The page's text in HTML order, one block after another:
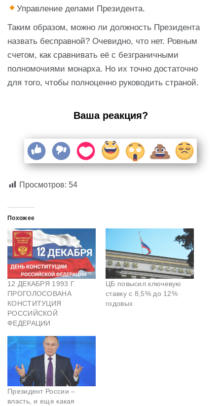
Управление делами Президента.
Таким образом, можно ли должность Президента
назвать бесправной? Очевидно, что нет. Ровным
счетом, как сравнивать её с безграничными
полномочиями монарха. Но их точно достаточно
для того, чтобы полноценно руководить страной.
Ваша реакция?
Просмотров: 54
Похожее
12 ДЕКАБРЯ 1993 Г.
ПРОГОЛОСОВАНА
КОНСТИТУЦИЯ
РОССИЙСКОЙ
ФЕДЕРАЦИИ
ЦБ повысил ключевую
ставку с 8,5% до 12%
годовых
Президент России –
власть, и еще какая